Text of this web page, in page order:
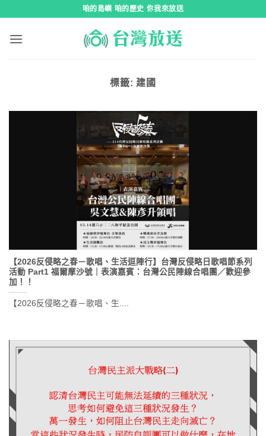
咱的島嶼 咱的歷史 你我來放送
標籤: 建國
【2026反侵略之春－歌唱、生活逗陣行】台灣反侵略日歌唱節系列
活動 Part1 福爾摩沙號｜表演嘉賓：台灣公民陣線合唱團／歡迎參
加！！
【2026反侵略之春－歌唱、生....